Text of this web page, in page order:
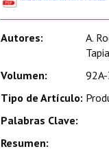
Autores:
A.
Volumen:
Tipo de Artículo:
Palabras Clave:
Resumen: